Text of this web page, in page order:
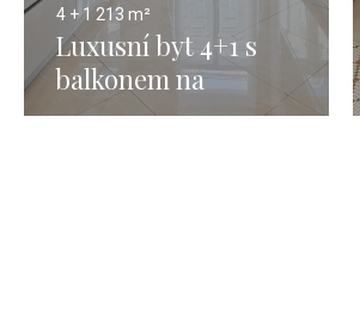
4 + 1 213 m²
Luxusní byt 4+1 s
balkonem na
pronájem, 213 m2 –